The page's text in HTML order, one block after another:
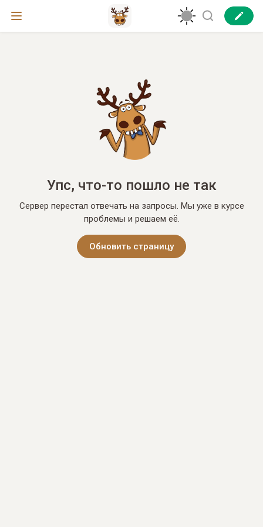
Упс, что-то пошло не так
Сервер перестал отвечать на запросы. Мы уже в курсе
проблемы и решаем её.
Обновить страницу